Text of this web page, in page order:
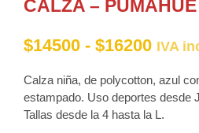
CALZA – PUMAHUE
$14500 - $16200
desde
IVA
Calza niña, de polycotton, azul
estampado. Uso deportes desde
Tallas desde la 4 hasta la L.